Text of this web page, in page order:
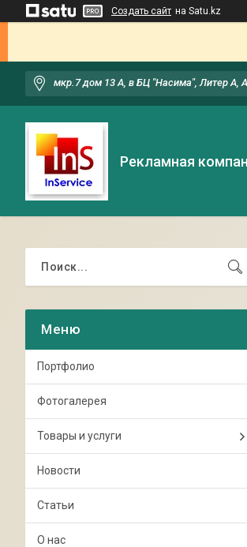
Создать сайт на Satu.kz
мкр.7 дом 13 А, в БЦ "Насима", Литер А,
Рекламная
Портфолио
Фотогалерея
Товары и услуги
Новости
Статьи
О нас